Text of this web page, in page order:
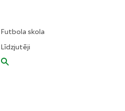
Futbola skola
Līdzjutēji